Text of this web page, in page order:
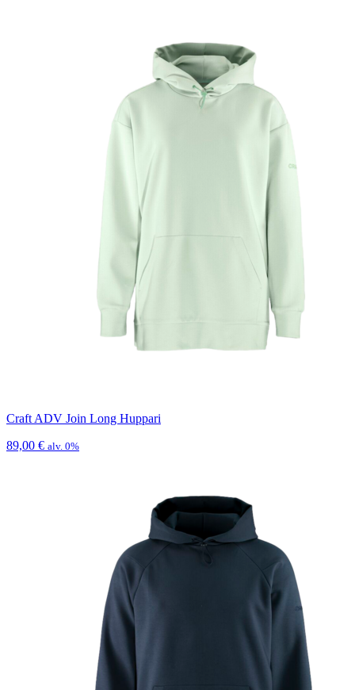
Craft ADV Join Long Huppari
89,00 € alv. 0%